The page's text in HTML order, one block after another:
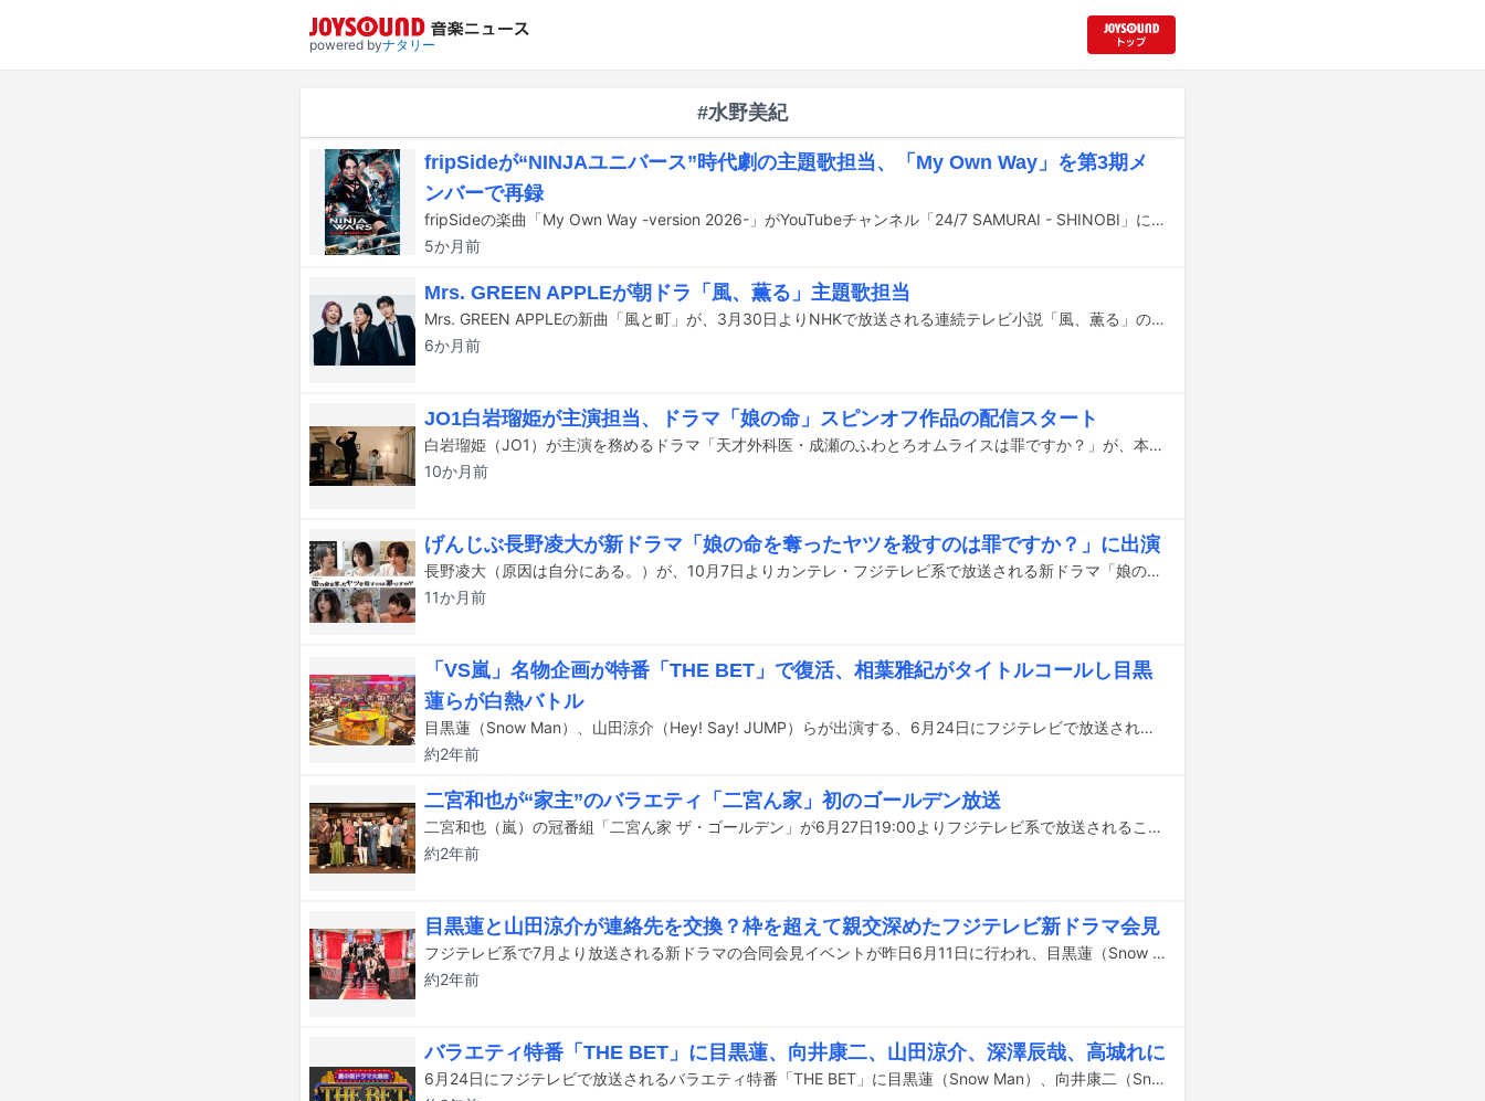
powered byナタリー
#水野美紀
fripSideが“NINJAユニバース”時代劇の主題歌担当、「My Own Way」を第3期メ
ンバーで再録
fripSideの楽曲「My Own Way -version 2026-」がYouTubeチャンネル「24/7 SAMURAI - SHINOBI」にて配信される新作時代劇「NINJA WARS ～BLACKFOX VS SHOGUN'S NINJA～」の主題歌に決定した。
5か月前
Mrs. GREEN APPLEが朝ドラ「風、薫る」主題歌担当
Mrs. GREEN APPLEの新曲「風と町」が、3月30日よりNHKで放送される連続テレビ小説「風、薫る」の主題歌に決定した。
6か月前
JO1白岩瑠姫が主演担当、ドラマ「娘の命」スピンオフ作品の配信スタート
白岩瑠姫（JO1）が主演を務めるドラマ「天才外科医・成瀬のふわとろオムライスは罪ですか？」が、本日10月14日にTVerで配信された。
10か月前
げんじぶ長野凌大が新ドラマ「娘の命を奪ったヤツを殺すのは罪ですか？」に出演
長野凌大（原因は自分にある。）が、10月7日よりカンテレ・フジテレビ系で放送される新ドラマ「娘の命を奪ったヤツを殺すのは罪ですか？」に出演することが発表された。
11か月前
「VS嵐」名物企画が特番「THE BET」で復活、相葉雅紀がタイトルコールし目黒
蓮らが白熱バトル
目黒蓮（Snow Man）、山田涼介（Hey! Say! JUMP）らが出演する、6月24日にフジテレビで放送されるバラエティ特番「THE BET」の新たな企画内容が発表された。
約2年前
二宮和也が“家主”のバラエティ「二宮ん家」初のゴールデン放送
二宮和也（嵐）の冠番組「二宮ん家 ザ・ゴールデン」が6月27日19:00よりフジテレビ系で放送されることが決定した。
約2年前
目黒蓮と山田涼介が連絡先を交換？枠を超えて親交深めたフジテレビ新ドラマ会見
フジテレビ系で7月より放送される新ドラマの合同会見イベントが昨日6月11日に行われ、目黒蓮（Snow Man）、山田涼介（Hey! Say! JUMP）らが登壇した。
約2年前
バラエティ特番「THE BET」に目黒蓮、向井康二、山田涼介、深澤辰哉、高城れに
6月24日にフジテレビで放送されるバラエティ特番「THE BET」に目黒蓮（Snow Man）、向井康二（Snow Man）、山田涼介（Hey! Say! JUMP）、深澤辰哉（Snow Man）、高城れに（ももいろクローバーZ）らが出演する。